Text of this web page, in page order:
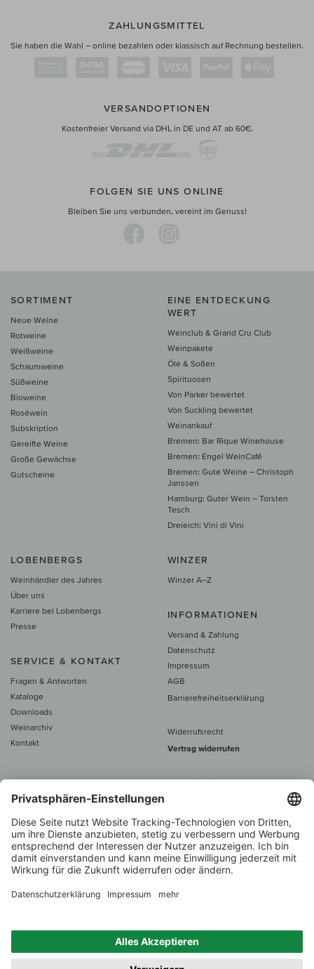
ZAHLUNGSMITTEL
Sie haben die Wahl – online bezahlen oder klassisch auf Rechnung bestellen.
VERSANDOPTIONEN
Kostenfreier Versand via DHL in DE und AT ab 60€.
FOLGEN SIE UNS ONLINE
Bleiben Sie uns verbunden, vereint im Genuss!
SORTIMENT
Neue Weine
Rotweine
Weißweine
Schaumweine
Süßweine
Bioweine
Roséwein
Subskription
Gereifte Weine
Große Gewächse
Gutscheine
EINE ENTDECKUNG
WERT
Weinclub & Grand Cru Club
Weinpakete
Öle & Soßen
Spirituosen
Von Parker bewertet
Von Suckling bewertet
Weinankauf
Bremen: Bar Rique Winehouse
Bremen: Engel WeinCafé
Bremen: Gute Weine – Christoph
Janssen
Hamburg: Guter Wein – Torsten
Tesch
Dreieich: Vini di Vini
LOBENBERGS
Weinhändler des Jahres
Über uns
Karriere bei Lobenbergs
Presse
SERVICE & KONTAKT
Fragen & Antworten
Kataloge
Downloads
Weinarchiv
Kontakt
WINZER
Winzer A–Z
INFORMATIONEN
Versand & Zahlung
Datenschutz
Impressum
AGB
Barrierefreiheitserklärung
Widerrufsrecht
Vertrag widerrufen
Alle Preise inkl. MwSt., zzgl. 5 €
60 € versand­kosten­
Beratung unter
1.000 Winzer –
Weinhändler
des Jahres 2022
Zurück